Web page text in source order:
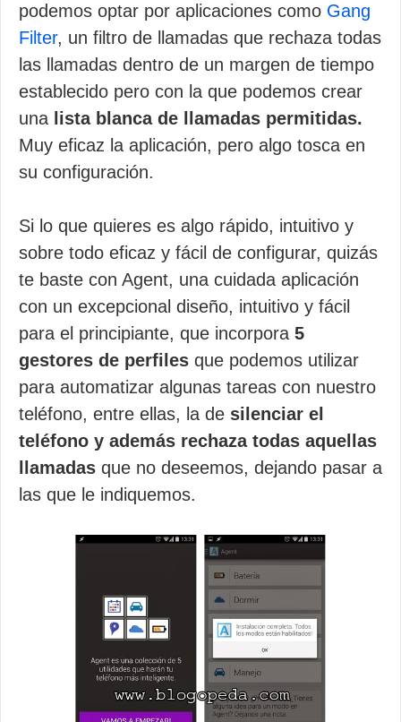
podemos optar por aplicaciones como Gang
Filter, un filtro de llamadas que rechaza todas
las llamadas dentro de un margen de tiempo
establecido pero con la que podemos crear
una lista blanca de llamadas permitidas.
Muy eficaz la aplicación, pero algo tosca en
su configuración.
Si lo que quieres es algo rápido, intuitivo y
sobre todo eficaz y fácil de configurar, quizás
te baste con Agent, una cuidada aplicación
con un excepcional diseño, intuitivo y fácil
para el principiante, que incorpora 5
gestores de perfiles que podemos utilizar
para automatizar algunas tareas con nuestro
teléfono, entre ellas, la de silenciar el
teléfono y además rechaza todas aquellas
llamadas que no deseemos, dejando pasar a
las que le indiquemos.